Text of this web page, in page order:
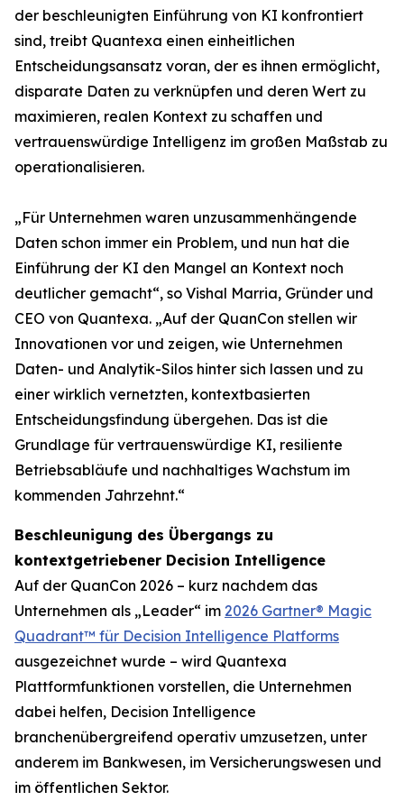
der beschleunigten Einführung von KI konfrontiert
sind, treibt Quantexa einen einheitlichen
Entscheidungsansatz voran, der es ihnen ermöglicht,
disparate Daten zu verknüpfen und deren Wert zu
maximieren, realen Kontext zu schaffen und
vertrauenswürdige Intelligenz im großen Maßstab zu
operationalisieren.
„Für Unternehmen waren unzusammenhängende
Daten schon immer ein Problem, und nun hat die
Einführung der KI den Mangel an Kontext noch
deutlicher gemacht“, so Vishal Marria, Gründer und
CEO von Quantexa. „Auf der QuanCon stellen wir
Innovationen vor und zeigen, wie Unternehmen
Daten- und Analytik-Silos hinter sich lassen und zu
einer wirklich vernetzten, kontextbasierten
Entscheidungsfindung übergehen. Das ist die
Grundlage für vertrauenswürdige KI, resiliente
Betriebsabläufe und nachhaltiges Wachstum im
kommenden Jahrzehnt.“
Beschleunigung des Übergangs zu
kontextgetriebener Decision Intelligence
Auf der QuanCon 2026 – kurz nachdem das
Unternehmen als „Leader“ im 2026 Gartner® Magic
Quadrant™ für Decision Intelligence Platforms
ausgezeichnet wurde – wird Quantexa
Plattformfunktionen vorstellen, die Unternehmen
dabei helfen, Decision Intelligence
branchenübergreifend operativ umzusetzen, unter
anderem im Bankwesen, im Versicherungswesen und
im öffentlichen Sektor.